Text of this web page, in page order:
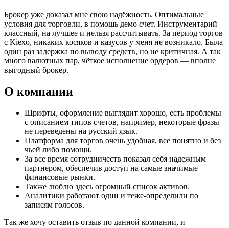
Брокер уже доказал мне свою надёжность. Оптимальные
условия для торговли, в помощь демо счет. Инструментарий
классный, на лучшее и нельзя рассчитывать. За период торгов
с Kiexo, никаких косяков и казусов у меня не возникало. Была
один раз задержка по выводу средств, но не критичная. А так
много валютных пар, чёткое исполнение ордеров — вполне
выгодный брокер.
О компании
Шрифты, оформление выглядит хорошо, есть проблемы
с описанием типов счетов, например, некоторые фразы
не переведены на русский язык.
Платформа для торгов очень удобная, все понятно и без
чьей либо помощи.
За все время сотрудничеств показал себя надежным
партнером, обеспечив доступ на самые значимые
финансовые рынки.
Также люблю здесь огромный список активов.
Аналитики работают одни и теже-определили по
записям голосов.
Так же хочу оставить отзыв по данной компании, и